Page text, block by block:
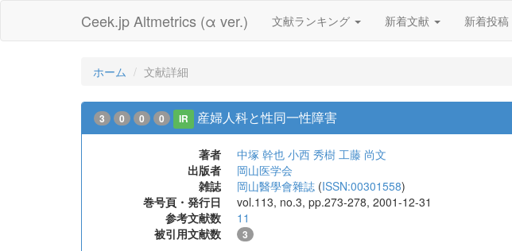
Ceek.jp Altmetrics (α ver.) 文献ランキング 新着文献 新着投稿
ホーム 文献詳細
3 0 0 0 IR 産婦人科と性同一性障害
著者 中塚 幹也 小西 秀樹 工藤 尚文
出版者
岡山医学会
雑誌
岡山醫學會雜誌 (ISSN:00301558)
巻号頁・発行日
vol.113, no.3, pp.273-278, 2001-12-31
参考文献数
11
被引用文献数
3